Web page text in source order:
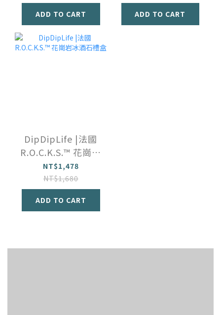
ADD TO CART ADD TO CART
DipDipLife |法國
R.O.C.K.S.™️ 花崗岩
冰酒石禮盒
NT$1,478
NT$1,680
ADD TO CART